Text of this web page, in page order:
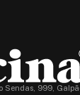
Sendas, 999,